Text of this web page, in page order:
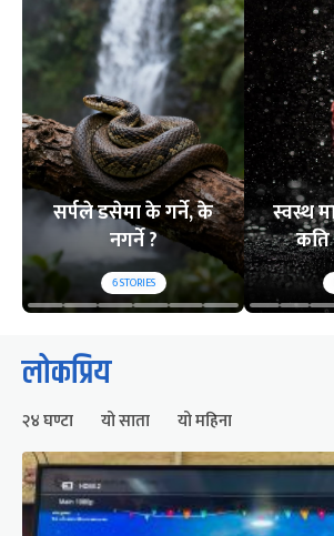
सर्पले डसेमा के गर्ने, के
नगर्ने ?
6STORIES
स्वस्थ
कति
लोकप्रिय
२४ घण्टा यो साता यो महिना